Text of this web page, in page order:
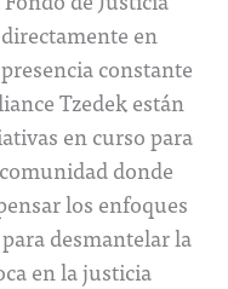
en
constante
Tzedek están
en curso para
donde
los enfoques
desmantelar la
en la justicia